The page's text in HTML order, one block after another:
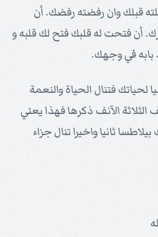
قبلك وان رفضته رفضك. أن
أن فتحت له قلبك فتح لك قلبه و
في وجهك.
فتنال الحياة والنعمة
الثلاثة الآنف ذكرها فهذا يعني
ثانيا واخيرا تنال جزاء